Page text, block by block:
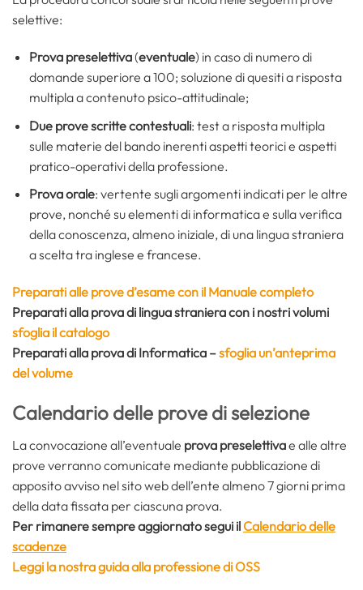
selettive:
Prova preselettiva(eventuale) in caso di numero di
domande superiore a 100; soluzione di quesiti a risposta
multipla a contenuto psico-attitudinale;
Due prove scritte contestuali: test a risposta multipla
sulle materie del bando inerenti aspetti teorici e aspetti
pratico-operativi della professione.
Prova orale: vertente sugli argomenti indicati per le altre
prove, nonché su elementi di informatica e sulla verifica
della conoscenza, almeno iniziale, di una lingua straniera
a scelta tra inglese e francese.
Preparati alle prove d’esame con il Manuale completo
Preparati alla prova di lingua stranieracon i nostri volumi
sfoglia il catalogo
Preparati alla prova di Informatica –sfoglia un’anteprima
del volume
Calendario delle prove di selezione
La convocazione all’eventuale prova preselettivae alle altre
prove verranno comunicate mediante pubblicazione di
apposito avviso nel sito web dell’ente almeno 7 giorni prima
della data fissata per ciascuna prova.
Per rimanere sempre aggiornato segui ilCalendario delle
scadenze
Leggi la nostra guida alla professione di OSS